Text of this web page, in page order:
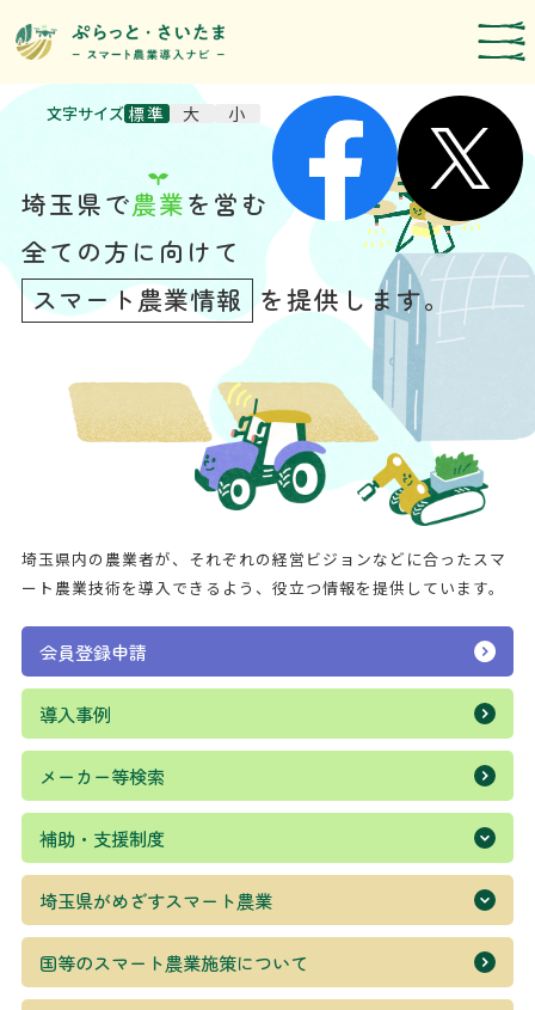
スマート農業技術の紹介
導入事例
農機メーカー検索
お知らせ・イベント
補助・支援制度
埼玉県のスマート農業の取組
利用上の注意等
お問い合わせ
文字サイズ標準 大 小
埼玉県で農業を営む
全ての方に向けて
スマート農業情報 を提供します。
埼玉県内の農業者が、それぞれの経営ビジョンなどに合ったスマ
ート農業技術を導入できるよう、役立つ情報を提供しています。
会員登録申請
導入事例
メーカー等検索
補助・支援制度
埼玉県がめざすスマート農業
国等のスマート農業施策について